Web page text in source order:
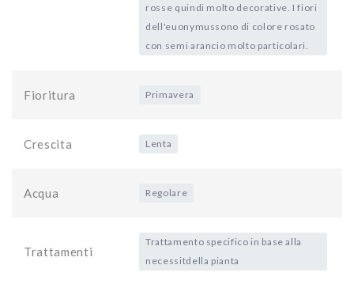
rosse quindi molto decorative. I fiori
dell'euonymussono di colore rosato
con semi arancio molto particolari.
Fioritura Primavera
Crescita Lenta
Acqua Regolare
Trattamenti
Trattamento specifico in base alla
necessitdella pianta